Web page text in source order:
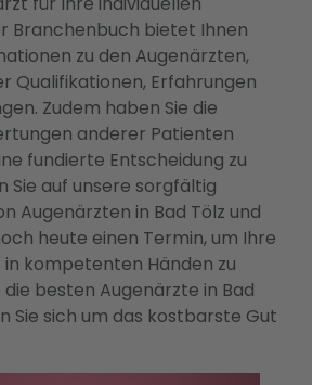
Branchenbuch bietet Ihnen
zu den Augenärzten,
Qualifikationen, Erfahrungen
Zudem haben Sie die
anderer Patienten
fundierte Entscheidung zu
Sie auf unsere sorgfältig
Augenärzten in Bad Tölz und
heute einen Termin, um Ihre
kompetenten Händen zu
die besten Augenärzte in Bad
Sie sich um das kostbarste Gut